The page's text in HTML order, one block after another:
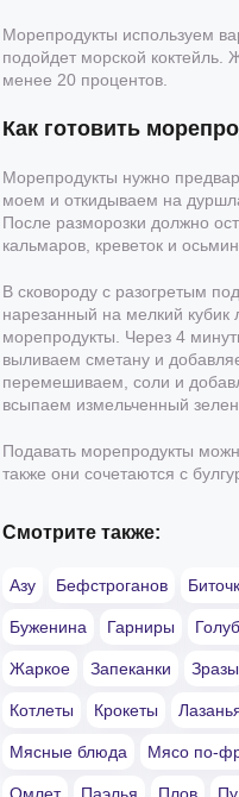
Морепродукты используем
подойдет морской
менее 20 процентов.
Как готовить
Морепродукты нужно
моем и откидываем на
После разморозки должно
кальмаров, креветок и
В сковороду с разогретым
нарезанный на мелкий кубик
морепродукты. Через 4
выливаем сметану и
перемешиваем, соли и
всыпаем измельченный
Подавать морепродукты
также они сочетаются с
Смотрите также:
Азу Бефстроганов
Буженина Гарниры
Жаркое Запеканки Зразы
Котлеты Крокеты
Мясные блюда Мясо по-
Омлет Паэлья Плов